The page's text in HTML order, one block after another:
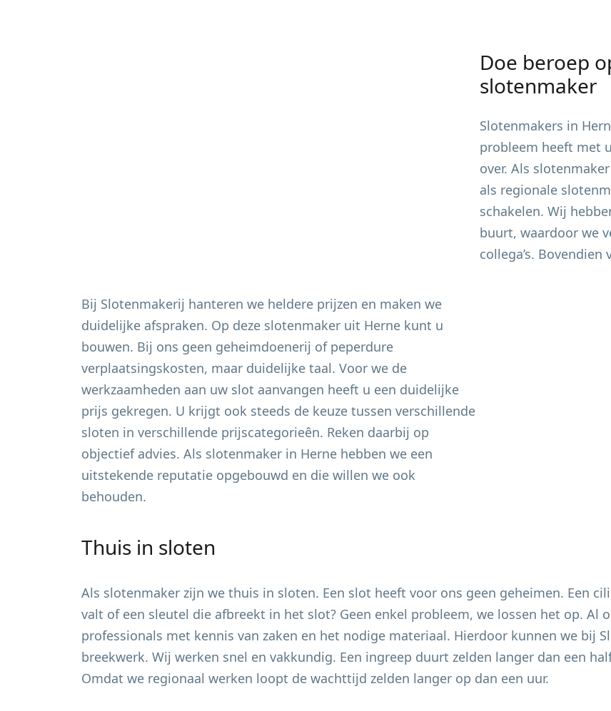
Doe beroep
slotenmaker
Slotenmakers in
probleem heeft met
over. Als
als regionale
schakelen. Wij
buurt, waardoor we
collega’s.
Bij Slotenmakerij hanteren we heldere prijzen en maken we
duidelijke afspraken. Op deze slotenmaker uit Herne kunt u
bouwen. Bij ons geen geheimdoenerij of peperdure
verplaatsingskosten, maar duidelijke taal. Voor we de
werkzaamheden aan uw slot aanvangen heeft u een duidelijke
prijs gekregen. U krijgt ook steeds de keuze tussen verschillende
sloten in verschillende prijscategorieên. Reken daarbij op
objectief advies. Als slotenmaker in Herne hebben we een
uitstekende reputatie opgebouwd en die willen we ook
behouden.
Thuis in sloten
Als slotenmaker zijn we thuis in sloten. Een slot heeft voor ons geen geheimen. Een
valt of een sleutel die afbreekt in het slot? Geen enkel probleem, we lossen het op. Al
professionals met kennis van zaken en het nodige materiaal. Hierdoor kunnen we bij
breekwerk. Wij werken snel en vakkundig. Een ingreep duurt zelden langer dan een
Omdat we regionaal werken loopt de wachttijd zelden langer op dan een uur.